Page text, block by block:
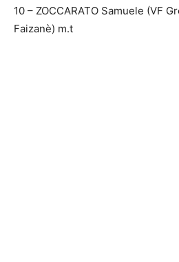
10 – ZOCCARATO Samuele (VF
Faizanè) m.t